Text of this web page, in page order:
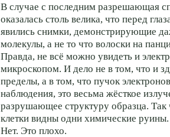
В случае с последним разрешающая
оказалась столь велика, что перед
явились снимки, демонстрирующие
молекулы, а не то что волоски на
Правда, не всё можно увидеть и
микроскопом. И дело не в том, что и
пределы, а в том, что пучок
наблюдения, это весьма жёсткое
разрушающее структуру образца. Так
клетки видны одни химические
Нет. Это плохо.